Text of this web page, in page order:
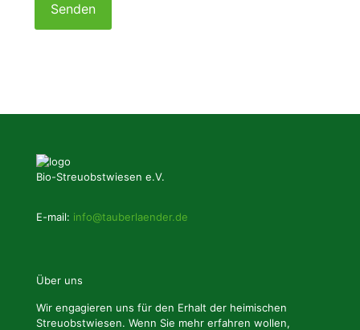
leave
Bio-Streuobstwiesen e.V.
E-mail: info@tauberlaender.de
Über uns
Wir engagieren uns für den Erhalt der heimischen
Streuobstwiesen. Wenn Sie mehr erfahren wollen,